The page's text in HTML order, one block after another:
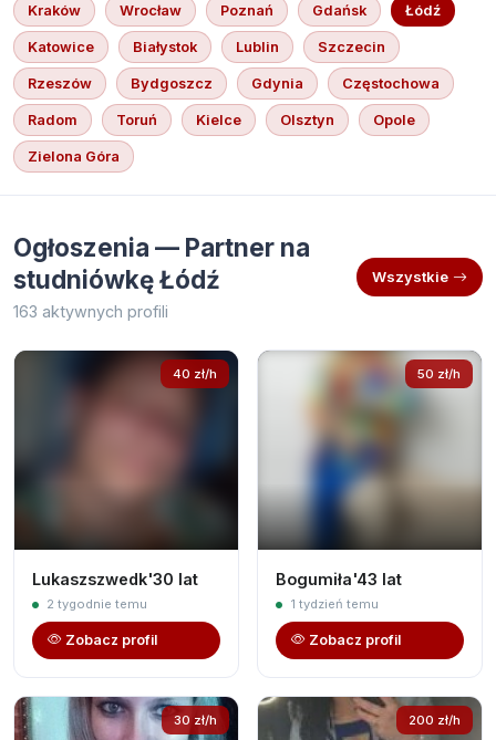
Kraków Wrocław Poznań Gdańsk Łódź
Katowice Białystok Lublin Szczecin
Rzeszów Bydgoszcz Gdynia Częstochowa
Radom Toruń Kielce Olsztyn Opole
Zielona Góra
Ogłoszenia — Partner na
studniówkę Łódź
163 aktywnych profili
Wszystkie
40 zł/h
Lukaszszwedk'30 lat
2 tygodnie temu
Zobacz profil
50 zł/h
Bogumiła'43 lat
1 tydzień temu
Zobacz profil
30 zł/h 200 zł/h